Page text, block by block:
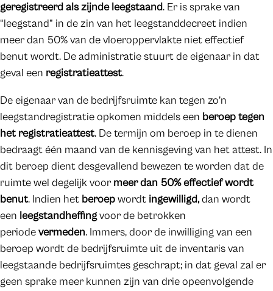
geregistreerd als zijnde leegstaand. Er is sprake van
“leegstand” in de zin van het leegstanddecreet indien
meer dan 50% van de vloeroppervlakte niet effectief
benut wordt. De administratie stuurt de eigenaar in dat
geval een registratieattest.
De eigenaar van de bedrijfsruimte kan tegen zo’n
leegstandregistratie opkomen middels een beroep tegen
het registratieattest. De termijn om beroep in te dienen
bedraagt één maand van de kennisgeving van het attest. In
dit beroep dient desgevallend bewezen te worden dat de
ruimte wel degelijk voor meer dan 50% effectief wordt
benut. Indien het beroepwordt ingewilligd,dan wordt
een leegstandheffingvoor de betrokken
periodevermeden. Immers, door de inwilliging van een
beroep wordt de bedrijfsruimte uit de inventaris van
leegstaande bedrijfsruimtes geschrapt; in dat geval zal er
geen sprake meer kunnen zijn van drie opeenvolgende